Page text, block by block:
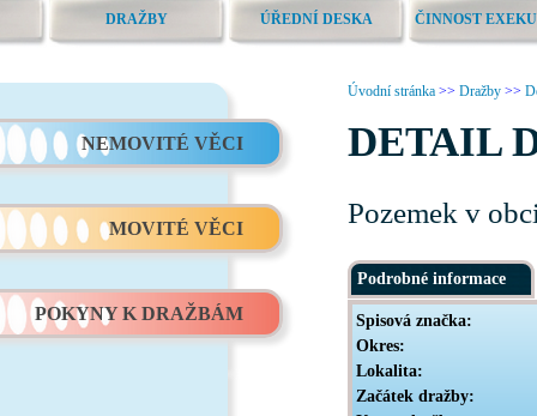
DRAŽBY ÚŘEDNÍ DESKA ČINNOST
NEMOVITÉ VĚCI
MOVITÉ VĚCI
POKYNY K DRAŽBÁM
Úvodní stránka >> Dražby >>
DETAIL
Pozemek v
Podrobné informace
Spisová značka:
Okres:
Lokalita:
Začátek dražby: